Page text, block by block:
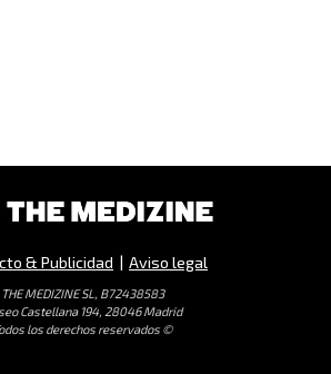
& Publicidad | Aviso legal
THE MEDIZINE SL, B72438583
Castellana 194, 28046 Madrid
los derechos reservados ©